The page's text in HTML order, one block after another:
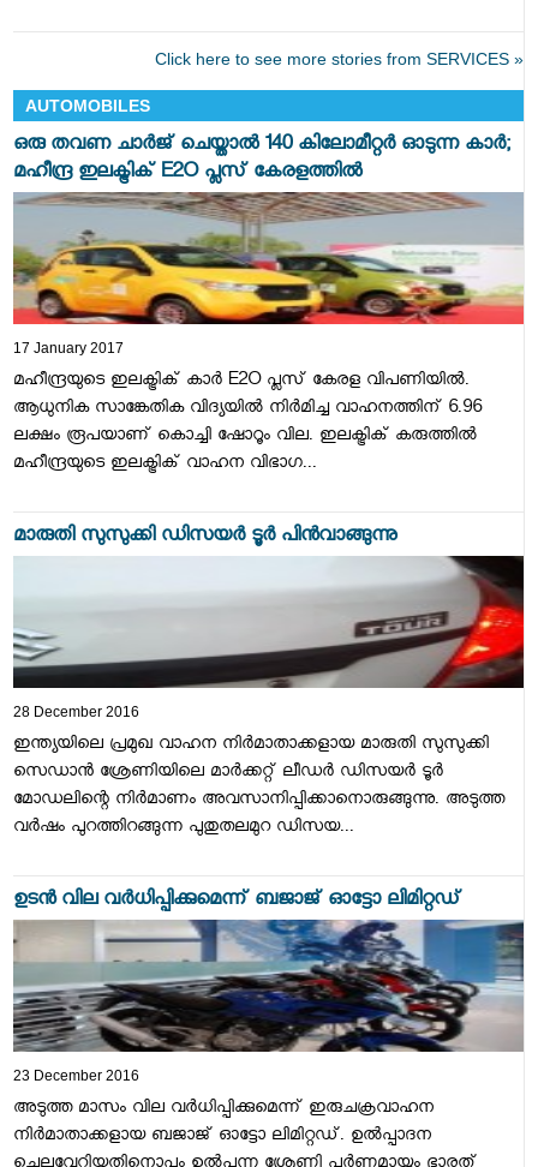
Click here to see more stories from SERVICES »
AUTOMOBILES
ഒരു തവണ ചാര്‍ജ് ചെയ്താല്‍ 140 കിലോമീറ്റര്‍ ഓടുന്ന കാര്‍;
മഹീന്ദ്ര ഇലക്ട്രിക് E2O പ്ലസ് കേരളത്തില്‍
17 January 2017
മഹീന്ദ്രയുടെ ഇലക്ട്രിക് കാര്‍ E2O പ്ലസ് കേരള വിപണിയില്‍.
ആധുനിക സാങ്കേതിക വിദ്യയില്‍ നിര്‍മിച്ച വാഹനത്തിന് 6.96
ലക്ഷം രൂപയാണ് കൊച്ചി ഷോറൂം വില. ഇലക്ട്രിക് കരുത്തില്‍
മഹീന്ദ്രയുടെ ഇലക്ട്രിക് വാഹന വിഭാഗ...
മാരുതി സുസുക്കി ഡിസയര്‍ ടൂര്‍ പിന്‍വാങ്ങുന്നു
28 December 2016
ഇന്ത്യയിലെ പ്രമുഖ വാഹന നിര്‍മാതാക്കളായ മാരുതി സുസുക്കി
സെഡാന്‍ ശ്രേണിയിലെ മാര്‍ക്കറ്റ് ലീഡര്‍ ഡിസയര്‍ ടൂര്‍
മോഡലിന്റെ നിര്‍മാണം അവസാനിപ്പിക്കാനൊരുങ്ങുന്നു. അടുത്ത
വര്‍ഷം പുറത്തിറങ്ങുന്ന പുതുതലമുറ ഡിസയ...
ഉടന്‍ വില വര്‍ധിപ്പിക്കുമെന്ന് ബജാജ് ഓട്ടോ ലിമിറ്റഡ്
23 December 2016
അടുത്ത മാസം വില വര്‍ധിപ്പിക്കുമെന്ന് ഇരുചക്രവാഹന
നിര്‍മാതാക്കളായ ബജാജ് ഓട്ടോ ലിമിറ്റഡ്. ഉല്‍പ്പാദന